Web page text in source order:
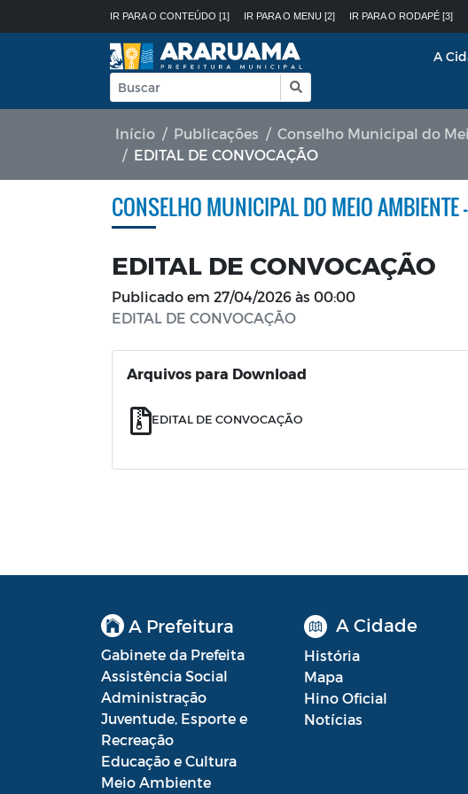
IR PARA O CONTEÚDO [1] IR PARA O MENU [2] IR PARA O RODAPÉ [3]
A
Início Publicações
Conselho Municipal do
EDITAL DE CONVOCAÇÃO
CONSELHO MUNICIPAL DO MEIO AMBIENTE
EDITAL DE CONVOCAÇÃO
Publicado em 27/04/2026 às 00:00
EDITAL DE CONVOCAÇÃO
Arquivos para Download
EDITAL DE CONVOCAÇÃO
A Prefeitura
Gabinete da Prefeita
Assistência Social
Administração
Juventude, Esporte e
Recreação
Educação e Cultura
Meio Ambiente
A Cidade
História
Mapa
Hino Oficial
Notícias